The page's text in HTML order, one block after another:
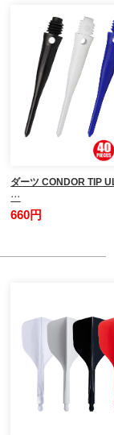
ダーツ CONDOR TIP
…
660円